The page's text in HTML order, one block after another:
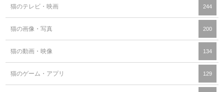
猫のテレビ・映画 244
猫の画像・写真 200
猫の動画・映像 134
猫のゲーム・アプリ 129